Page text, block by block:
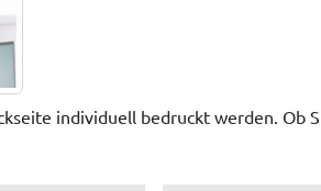
individuell bedruckt werden. Ob